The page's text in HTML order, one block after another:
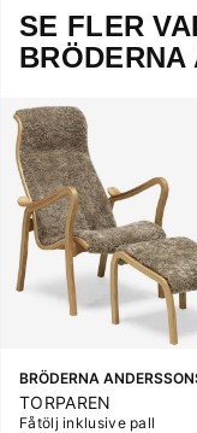
SE FLER
BRÖDERNA
BRÖDERNA
TORPAREN
Fåtölj inklusive pall